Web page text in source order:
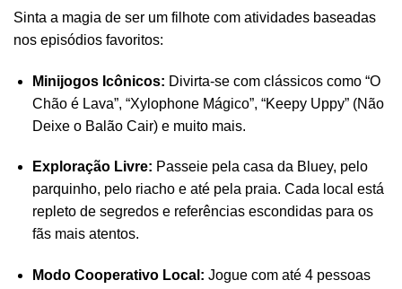
Sinta a magia de ser um filhote com atividades baseadas
nos episódios favoritos:
Minijogos Icônicos: Divirta-se com clássicos como “O
Chão é Lava”, “Xylophone Mágico”, “Keepy Uppy” (Não
Deixe o Balão Cair) e muito mais.
Exploração Livre: Passeie pela casa da Bluey, pelo
parquinho, pelo riacho e até pela praia. Cada local está
repleto de segredos e referências escondidas para os
fãs mais atentos.
Modo Cooperativo Local: Jogue com até 4 pessoas